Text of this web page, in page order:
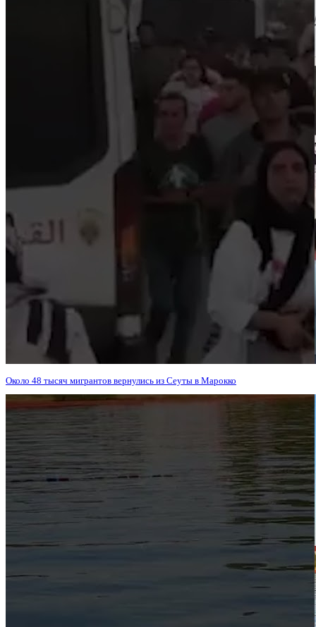
Около 48 тысяч мигрантов вернулись из Сеуты в Марокко